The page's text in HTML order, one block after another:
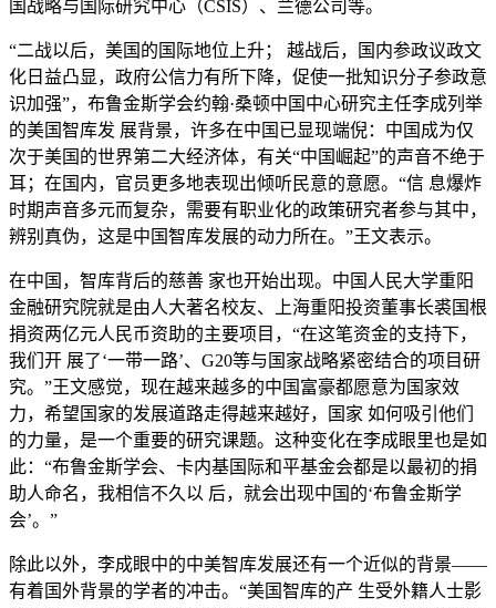
国战略与国际研究中心（CSIS）、兰德公司等。
“二战以后，美国的国际地位上升； 越战后，国内参政议政文
化日益凸显，政府公信力有所下降，促使一批知识分子参政意
识加强”，布鲁金斯学会约翰·桑顿中国中心研究主任李成列举
的美国智库发 展背景，许多在中国已显现端倪：中国成为仅
次于美国的世界第二大经济体，有关“中国崛起”的声音不绝于
耳；在国内，官员更多地表现出倾听民意的意愿。“信 息爆炸
时期声音多元而复杂，需要有职业化的政策研究者参与其中，
辨别真伪，这是中国智库发展的动力所在。”王文表示。
在中国，智库背后的慈善 家也开始出现。中国人民大学重阳
金融研究院就是由人大著名校友、上海重阳投资董事长裘国根
捐资两亿元人民币资助的主要项目，“在这笔资金的支持下，
我们开 展了‘一带一路’、G20等与国家战略紧密结合的项目研
究。”王文感觉，现在越来越多的中国富豪都愿意为国家效
力，希望国家的发展道路走得越来越好，国家 如何吸引他们
的力量，是一个重要的研究课题。这种变化在李成眼里也是如
此：“布鲁金斯学会、卡内基国际和平基金会都是以最初的捐
助人命名，我相信不久以 后，就会出现中国的‘布鲁金斯学
会’。”
除此以外，李成眼中的中美智库发展还有一个近似的背景——
有着国外背景的学者的冲击。“美国智库的产 生受外籍人士影